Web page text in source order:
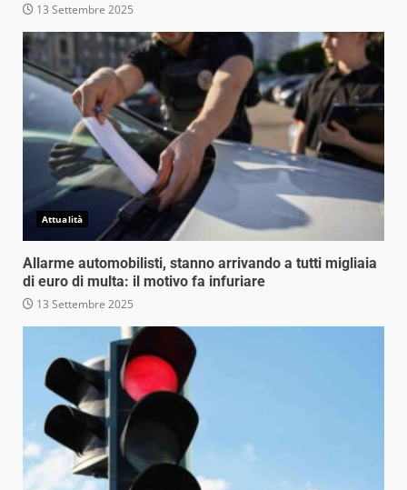
13 Settembre 2025
Attualità
Allarme automobilisti, stanno arrivando a tutti migliaia
di euro di multa: il motivo fa infuriare
13 Settembre 2025